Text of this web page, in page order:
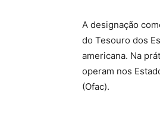
A designação
do Tesouro dos
americana. Na
operam nos
(Ofac).